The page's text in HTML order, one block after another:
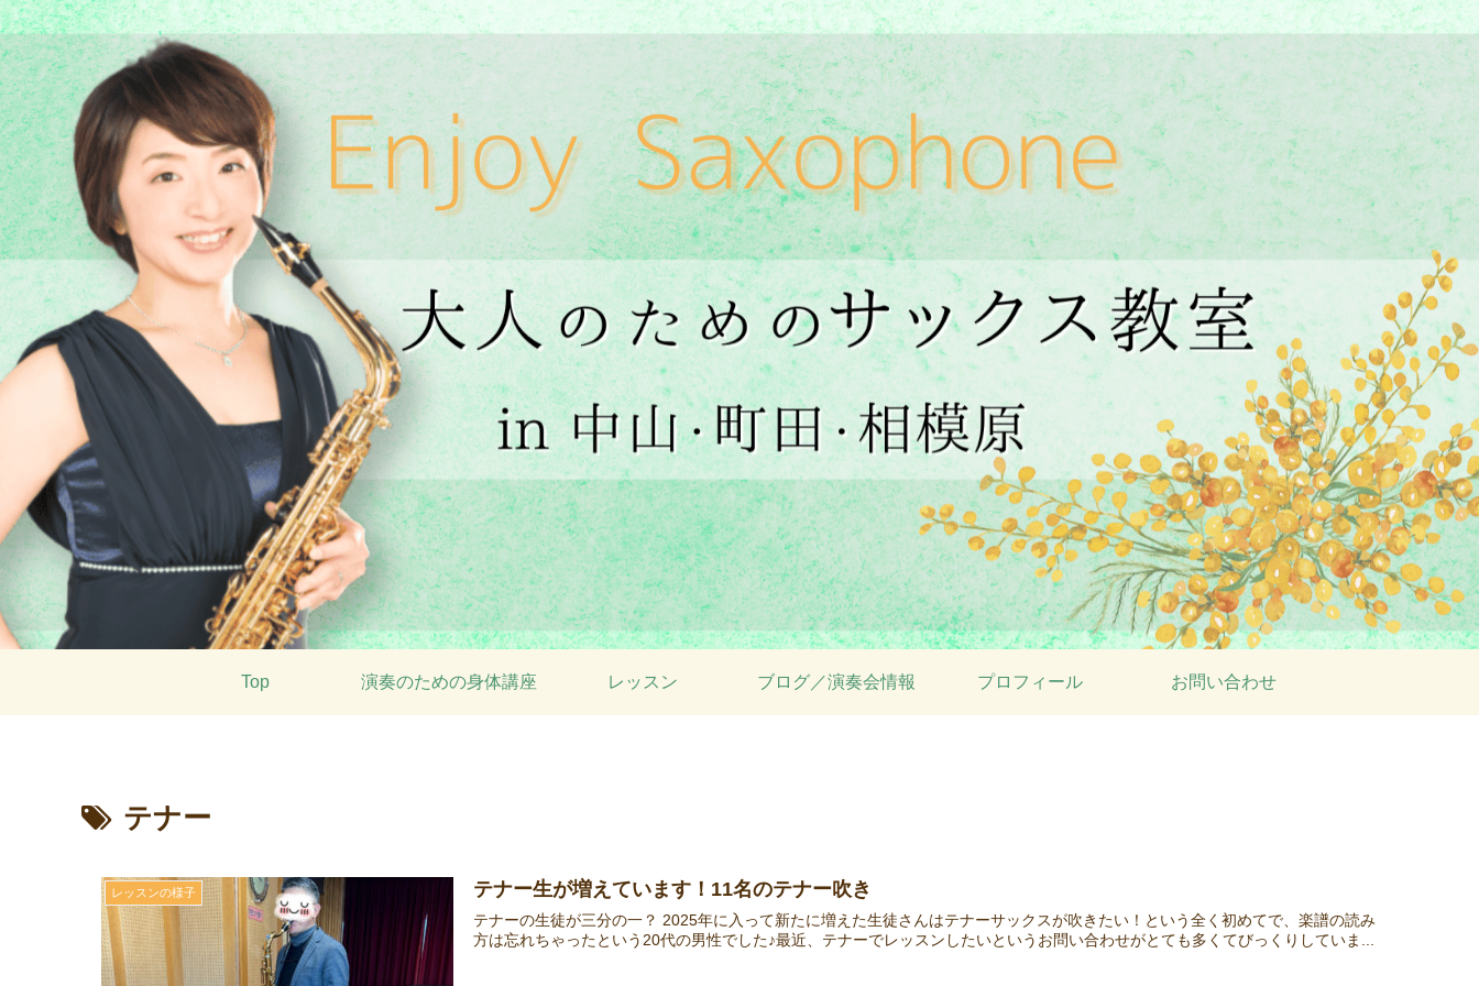
Top 演奏のための身体講座 レッスン ブログ／演奏会情報 プロフィール お問い合わせ
テナー
レッスンの様子 テナー生が増えています！11名のテナー吹き
テナーの生徒が三分の一？ 2025年に入って新たに増えた生徒さんはテナーサックスが吹きたい！という全く初めてで、楽譜の読み
方は忘れちゃったという20代の男性でした♪最近、テナーでレッスンしたいというお問い合わせがとても多くてびっくりしていま...